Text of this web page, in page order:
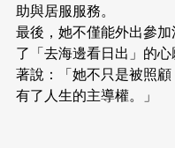
助與居服服務。
最後，她不僅能外出參
了「去海邊看日出」的
著說：「她不只是被照
有了人生的主導權。」